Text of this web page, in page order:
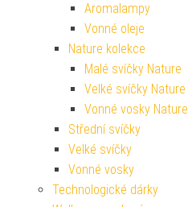
Aromalampy
Vonné oleje
Nature kolekce
Malé svíčky Nature
Velké svíčky Nature
Vonné vosky Nature
Střední svíčky
Velké svíčky
Vonné vosky
Technologické dárky